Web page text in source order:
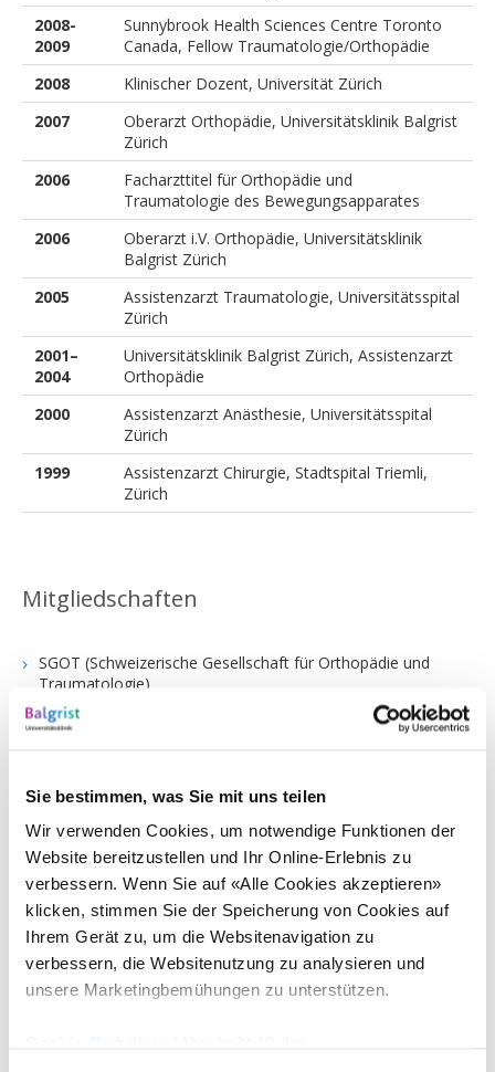
Sie bestimmen, was Sie mit uns teilen
Wir verwenden Cookies, um notwendige Funktionen der
Website bereitzustellen und Ihr Online-Erlebnis zu
verbessern. Wenn Sie auf «Alle Cookies akzeptieren»
klicken, stimmen Sie der Speicherung von Cookies auf
Ihrem Gerät zu, um die Websitenavigation zu
verbessern, die Websitenutzung zu analysieren und
unsere Marketingbemühungen zu unterstützen.
2008-
2009
Sunnybrook Health Sciences Centre Toronto
Canada, Fellow Traumatologie/Orthopädie
2008
Klinischer Dozent, Universität Zürich
2007
Oberarzt Orthopädie, Universitätsklinik Balgrist
Zürich
2006
Facharzttitel für Orthopädie und
Traumatologie des Bewegungsapparates
2006
Oberarzt i.V. Orthopädie, Universitätsklinik
Balgrist Zürich
2005
Assistenzarzt Traumatologie, Universitätsspital
Zürich
2001–
2004
Universitätsklinik Balgrist Zürich, Assistenzarzt
Orthopädie
2000
Assistenzarzt Anästhesie, Universitätsspital
Zürich
1999
Assistenzarzt Chirurgie, Stadtspital Triemli,
Zürich
Mitgliedschaften
SGOT (Schweizerische Gesellschaft für Orthopädie und
Traumatologie)
FMH (Verbindung Schweizerische Ärztinnen und Ärzte)
VSAO (Verband Schweizerischer Assistenz- und
PRIMO MEDICO
Swiss Orthopaedics: Expertengruppe Hüfte
Swiss Orthopaedics: Expertengruppe Infektionen
Interessenbindungen